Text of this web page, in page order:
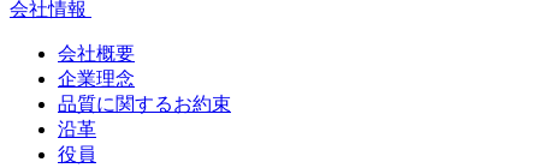
会社情報
会社概要
企業理念
品質に関するお約束
沿革
役員